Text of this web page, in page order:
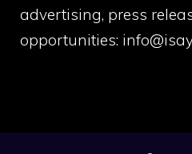
advertising, press
opportunities: